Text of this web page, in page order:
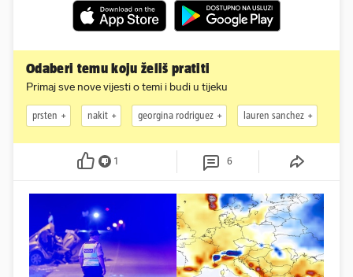
Odaberi temu koju želiš pratiti
Primaj sve nove vijesti o temi i budi u tijeku
prsten nakit georgina rodriguez lauren sanchez
1 6